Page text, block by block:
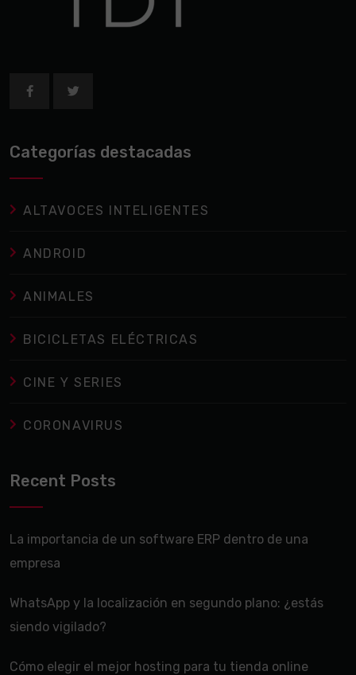
Categorías destacadas
ALTAVOCES INTELIGENTES
ANDROID
ANIMALES
BICICLETAS ELÉCTRICAS
CINE Y SERIES
CORONAVIRUS
Recent Posts
La importancia de un software ERP dentro de una
empresa
WhatsApp y la localización en segundo plano: ¿estás
siendo vigilado?
Cómo elegir el mejor hosting para tu tienda online